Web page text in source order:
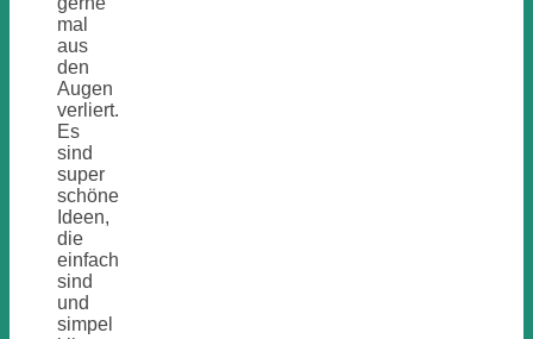
mal
aus
den
Augen
verliert.
Es
sind
super
schöne
Ideen,
die
einfach
sind
und
simpel